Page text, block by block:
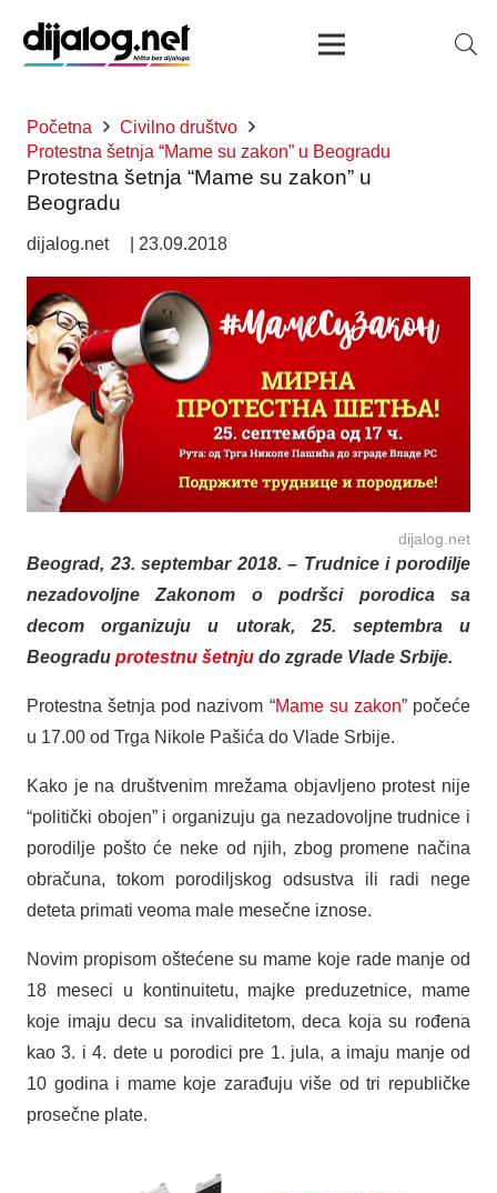
Početna
Civilno društvo
Protestna šetnja “Mame su zakon” u Beogradu
Protestna šetnja “Mame su zakon” u
Beogradu
dijalog.net 23.09.2018
dijalog.net
Beograd, 23. septembar 2018. – Trudnice i porodilje
nezadovoljne Zakonom o podršci porodica sa
decom organizuju u utorak, 25. septembra u
Beogradu protestnu šetnju do zgrade Vlade Srbije.
Protestna šetnja pod nazivom “Mame su zakon” počeće
u 17.00 od Trga Nikole Pašića do Vlade Srbije.
Kako je na društvenim mrežama objavljeno protest nije
“politički obojen” i organizuju ga nezadovoljne trudnice i
porodilje pošto će neke od njih, zbog promene načina
obračuna, tokom porodiljskog odsustva ili radi nege
deteta primati veoma male mesečne iznose.
Novim propisom oštećene su mame koje rade manje od
18 meseci u kontinuitetu, majke preduzetnice, mame
koje imaju decu sa invaliditetom, deca koja su rođena
kao 3. i 4. dete u porodici pre 1. jula, a imaju manje od
10 godina i mame koje zarađuju više od tri republičke
prosečne plate.